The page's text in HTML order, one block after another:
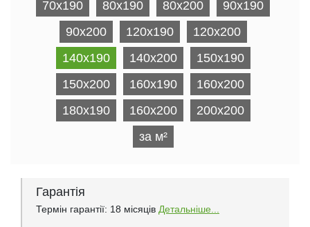
70x190 80x190 80x200
90x190
90x200
120x190
120x200
140x190
140x200
150x190
150x200
160x190
160x200
180x190
160x200
200x200
за м²
Гарантія
Термін гарантії: 18 місяців Детальніше...